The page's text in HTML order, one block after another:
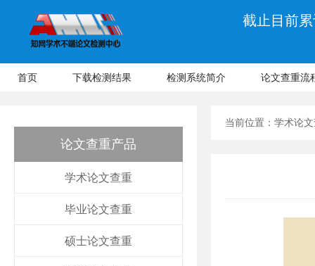
截止目前
首页 下载检测结果 检测系统简介 论文查重流
论文查重产品
学术论文查重
毕业论文查重
硕士论文查重
当前位置： 学术论